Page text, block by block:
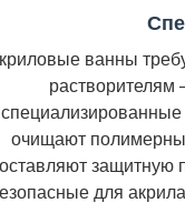
ванны
растворителям
очищают
оставляют защитную
для